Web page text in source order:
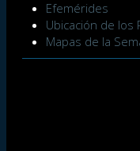
Efemérides
Ubicación de los
Mapas de la